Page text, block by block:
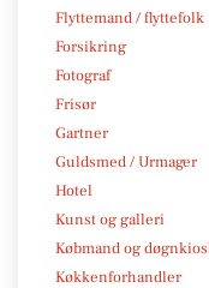
Flyttemand / flyttefolk
Forsikring
Fotograf
Frisør
Gartner
Guldsmed / Urmager
Hotel
Kunst og galleri
Købmand og
Køkkenforhandler